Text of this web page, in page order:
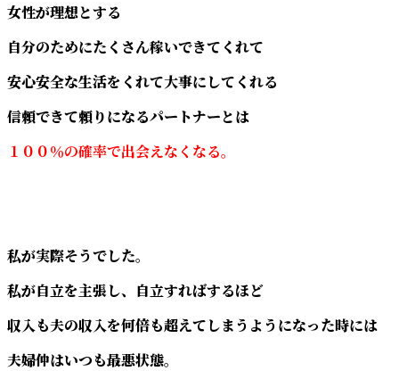
女性が理想とする
自分のためにたくさん稼いできてくれて
安心安全な生活をくれて大事にしてくれる
信頼できて頼りになるパートナーとは
１００％の確率で出会えなくなる。
私が実際そうでした。
私が自立を主張し、自立すればするほど
収入も夫の収入を何倍も超えてしまうようになった時には
夫婦仲はいつも最悪状態。